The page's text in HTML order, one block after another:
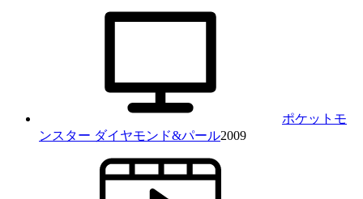
ポケットモ
ンスター ダイヤモンド&パール2009